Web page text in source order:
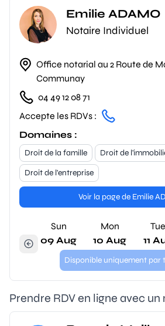
Emilie ADAMO
Notaire Individuel
Office notarial au 2 Route de
Communay
04 49 12 08 71
Accepte les RDVs :
Domaines :
Droit de la famille
Droit de
Droit de l'entreprise
Voir la page de Emilie
Sun
09 Aug
Mon
10 Aug
Tue
11
Disponible uniquement par
Prendre RDV en ligne avec